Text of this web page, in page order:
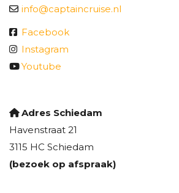
info@captaincruise.nl
Facebook
Instagram
Youtube
Adres Schiedam
Havenstraat 21
3115 HC Schiedam
(bezoek op afspraak)